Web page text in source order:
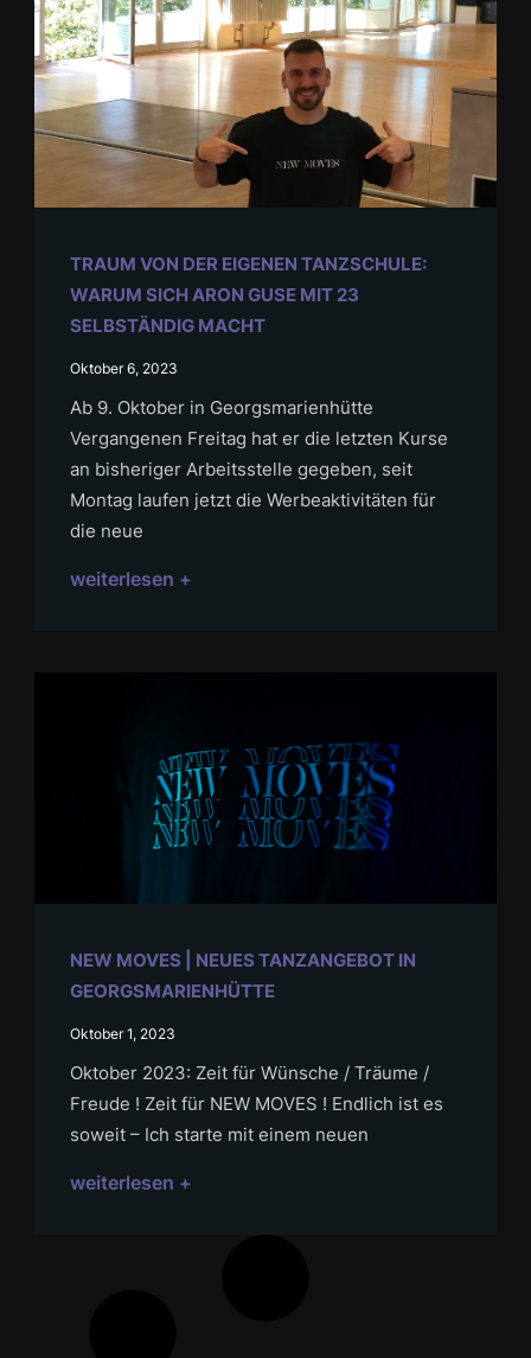
TRAUM VON DER EIGENEN TANZSCHULE:
WARUM SICH ARON GUSE MIT 23
SELBSTÄNDIG MACHT
Oktober 6, 2023
Ab 9. Oktober in Georgsmarienhütte
Vergangenen Freitag hat er die letzten Kurse
an bisheriger Arbeitsstelle gegeben, seit
Montag laufen jetzt die Werbeaktivitäten für
die neue
weiterlesen +
NEW MOVES | NEUES TANZANGEBOT IN
GEORGSMARIENHÜTTE
Oktober 1, 2023
Oktober 2023: Zeit für Wünsche / Träume /
Freude ! Zeit für NEW MOVES ! Endlich ist es
soweit – Ich starte mit einem neuen
weiterlesen +